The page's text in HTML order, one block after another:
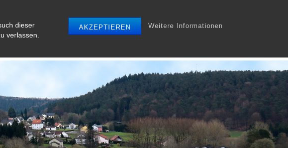
dieser
verlassen.
AKZEPTIEREN Weitere Informationen
Bürger